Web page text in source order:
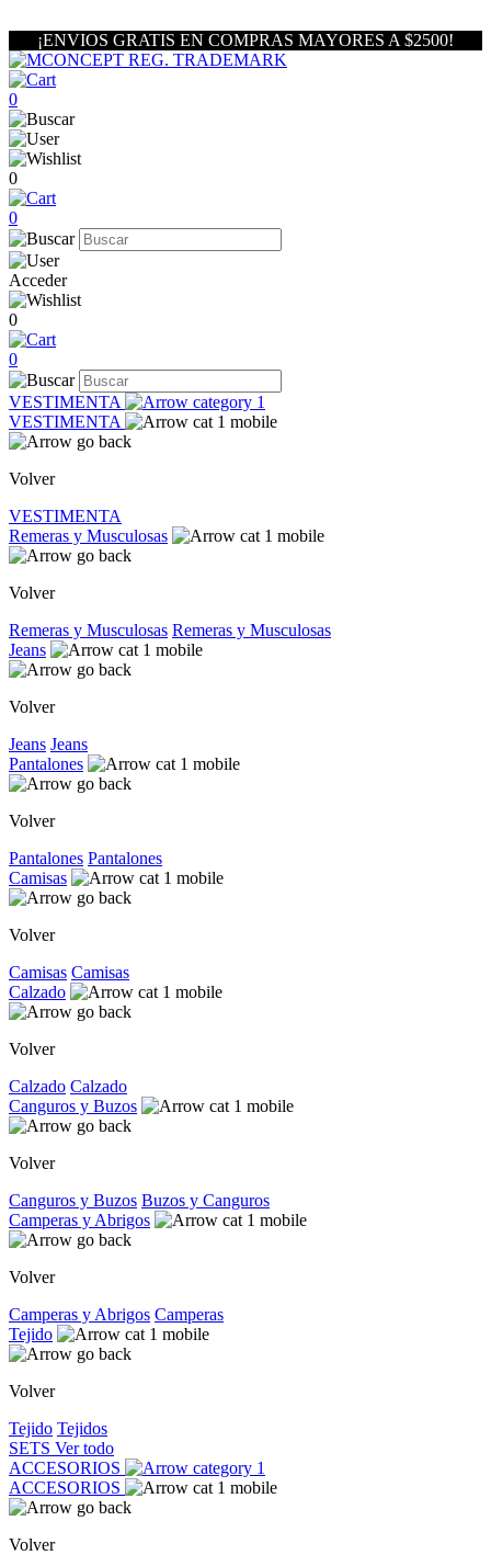
¡ENVIOS GRATIS EN COMPRAS MAYORES A $2500!
0
0
0
Acceder
0
0
VESTIMENTA
VESTIMENTA
Volver
VESTIMENTA
Remeras y Musculosas
Volver
Remeras y Musculosas Remeras y Musculosas
Jeans
Volver
Jeans Jeans
Pantalones
Volver
Pantalones Pantalones
Camisas
Volver
Camisas Camisas
Calzado
Volver
Calzado Calzado
Canguros y Buzos
Volver
Canguros y Buzos Buzos y Canguros
Camperas y Abrigos
Volver
Camperas y Abrigos Camperas
Tejido
Volver
Tejido Tejidos
SETS Ver todo
ACCESORIOS
ACCESORIOS
Volver